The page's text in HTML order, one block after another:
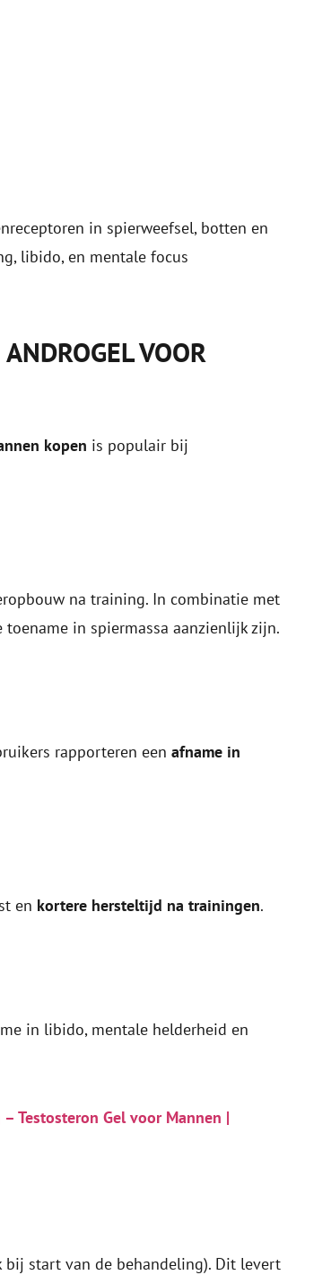
in spierweefsel, botten en
libido, en mentale focus
VOOR
kopen is populair bij
na training. In combinatie met
in spiermassa aanzienlijk zijn.
rapporteren een afname in
en kortere hersteltijd na trainingen.
in libido, mentale helderheid en
Testosteron Gel voor Mannen |
start van de behandeling). Dit levert